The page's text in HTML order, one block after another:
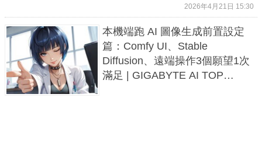
2026年4月21日 15:30
本機端跑 AI 圖像生成前置設定
篇：Comfy UI、Stable
Diffusion、遠端操作3個願望1次
滿足 | GIGABYTE AI TOP